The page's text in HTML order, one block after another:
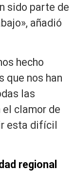
sido parte de
añadió
hecho
que nos han
las
el clamor de
esta difícil
regional